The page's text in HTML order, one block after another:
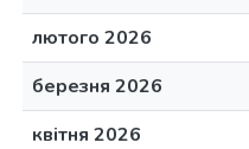
лютого 2026
березня 2026
квітня 2026